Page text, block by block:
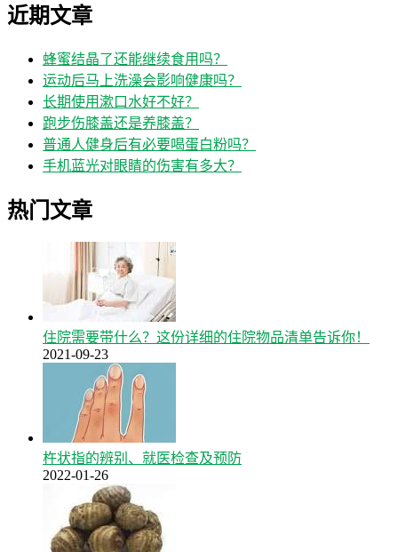
近期文章
蜂蜜结晶了还能继续食用吗？
运动后马上洗澡会影响健康吗？
长期使用漱口水好不好？
跑步伤膝盖还是养膝盖？
普通人健身后有必要喝蛋白粉吗？
手机蓝光对眼睛的伤害有多大？
热门文章
住院需要带什么？这份详细的住院物品清单告诉你！
2021-09-23
杵状指的辨别、就医检查及预防
2022-01-26